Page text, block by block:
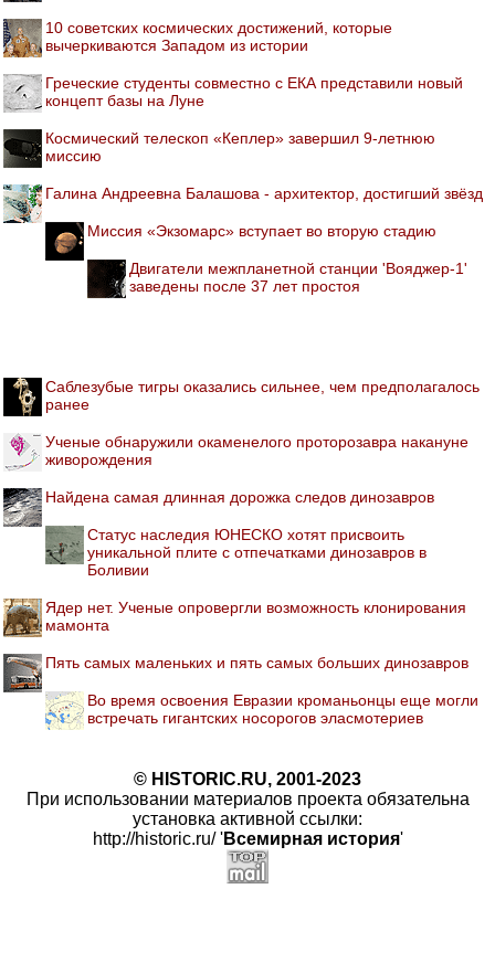
10 советских космических достижений, которые
вычеркиваются Западом из истории
Греческие студенты совместно с ЕКА представили новый
концепт базы на Луне
Космический телескоп «Кеплер» завершил 9-летнюю
миссию
Галина Андреевна Балашова - архитектор, достигший звёзд
Миссия «Экзомарс» вступает во вторую стадию
Двигатели межпланетной станции 'Вояджер-1'
заведены после 37 лет простоя
Саблезубые тигры оказались сильнее, чем предполагалось
ранее
Ученые обнаружили окаменелого проторозавра накануне
живорождения
Найдена самая длинная дорожка следов динозавров
Статус наследия ЮНЕСКО хотят присвоить
уникальной плите с отпечатками динозавров в
Боливии
Ядер нет. Ученые опровергли возможность клонирования
мамонта
Пять самых маленьких и пять самых больших динозавров
Во время освоения Евразии кроманьонцы еще могли
встречать гигантских носорогов эласмотериев
© HISTORIC.RU, 2001-2023
При использовании материалов проекта обязательна
установка активной ссылки:
http://historic.ru/ 'Всемирная история'